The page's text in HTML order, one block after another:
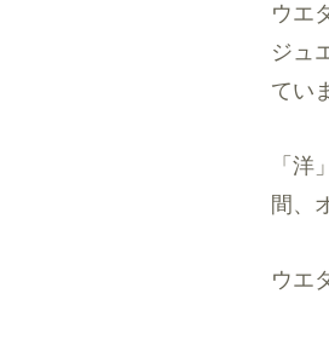
ウエ
ジュ
てい
「
間、
ウエ